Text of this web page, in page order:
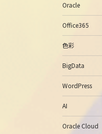
Oracle
Office365
色彩
BigData
WordPress
AI
Oracle Cloud